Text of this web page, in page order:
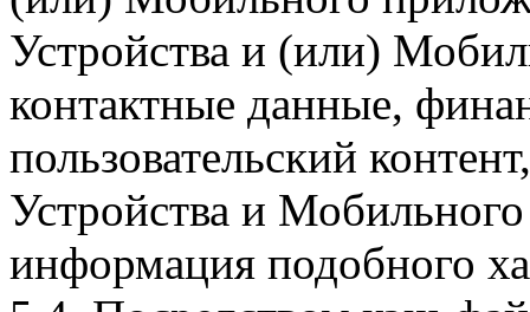
Устройства и (или)
контактные данные,
пользовательский
Устройства и
информация подобного